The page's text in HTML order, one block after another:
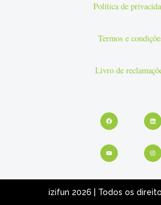
Política de
Termos e
Livro de
Facebook
Youtube
izifun 2026 | Todos os